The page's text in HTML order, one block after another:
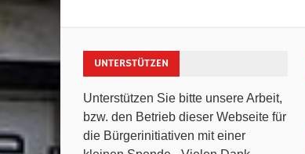
UNTERSTÜTZEN
Unterstützen Sie bitte unsere Arbeit,
bzw. den Betrieb dieser Webseite für
die Bürgerinitiativen mit einer